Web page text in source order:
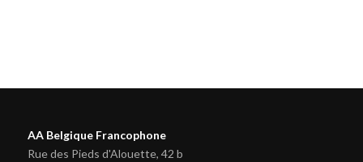
AA Belgique Francophone
Rue des Pieds d'Alouette, 42 b